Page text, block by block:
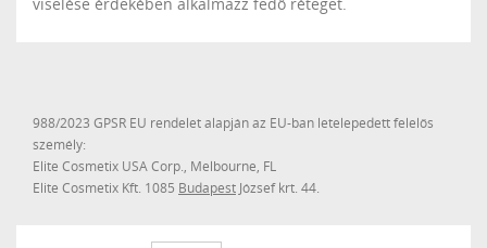
988/2023 GPSR EU rendelet alapján az EU-ban letelepedett felelős
személy:
Elite Cosmetix USA Corp., Melbourne, FL
Elite Cosmetix Kft. 1085 Budapest József krt. 44.